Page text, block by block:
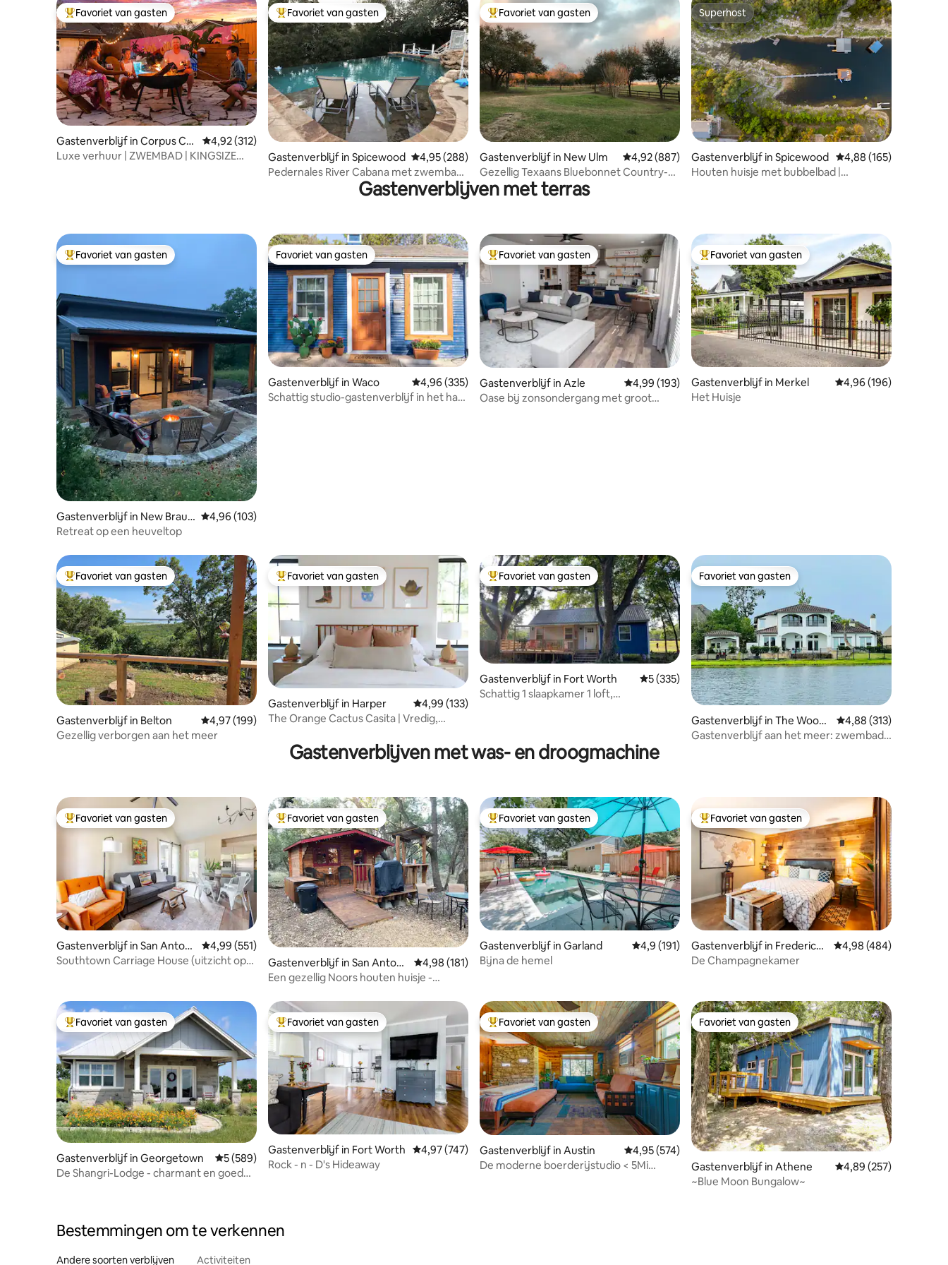
Topfavoriet van gasten
Favoriet van gasten
Gastenverblijf in Corpus Chr
isti
Gemiddelde beoordeling van 4,92 op 5, 312 recensies
4,92 (312)
Luxe verhuur | ZWEMBAD | KINGSIZE
Topfavoriet van gasten
Favoriet van gasten
Gastenverblijf in Spicewood Gemiddelde beoordeling van 4,95 op 5, 288 recensies
4,95 (288)
Pedernales River Cabana met zwembad
Topfavoriet van gasten
Favoriet van gasten
Gastenverblijf in New Ulm Gemiddelde beoordeling van 4,92 op 5, 887 recensies
4,92 (887)
Gezellig Texaans Bluebonnet Country-
huisje
Superhost
Superhost
Gastenverblijf in Spicewood Gemiddelde
4,88 (165)
Houten huisje met bubbelbad |
Gastenverblijven met terras
Topfavoriet van gasten
Favoriet van gasten
Gastenverblijf in New Braun
fels
Gemiddelde beoordeling van 4,96 op 5, 103 recensies
4,96 (103)
Retreat op een heuveltop
Favoriet van gasten
Favoriet van gasten
Gastenverblijf in Waco Gemiddelde beoordeling van 4,96 op 5, 335 recensies
4,96 (335)
Schattig studio-gastenverblijf in het hart
Topfavoriet van gasten
Favoriet van gasten
Gastenverblijf in Azle Gemiddelde beoordeling van 4,99 op 5, 193 recensies
4,99 (193)
Oase bij zonsondergang met groot
Topfavoriet van gasten
Favoriet van gasten
Gastenverblijf in Merkel Gemiddelde
4,96 (196)
Het Huisje
Topfavoriet van gasten
Favoriet van gasten
Gastenverblijf in Belton Gemiddelde beoordeling van 4,97 op 5, 199 recensies
4,97 (199)
Gezellig verborgen aan het meer
Topfavoriet van gasten
Favoriet van gasten
Gastenverblijf in Harper Gemiddelde beoordeling van 4,99 op 5, 133 recensies
4,99 (133)
The Orange Cactus Casita | Vredig,
Topfavoriet van gasten
Favoriet van gasten
Gastenverblijf in Fort Worth Gemiddelde beoordeling van 5 op 5, 335 recensies
5 (335)
Schattig 1 slaapkamer 1 loft,
Favoriet van gasten
Favoriet van gasten
Gastenverblijf in The Woodl
ands
Gemiddelde
4,88 (313)
Gastenverblijf aan het meer: zwembad,
Gastenverblijven met was- en droogmachine
Topfavoriet van gasten
Favoriet van gasten
Gastenverblijf in San Antoni
o
Gemiddelde beoordeling van 4,99 op 5, 551 recensies
4,99 (551)
Southtown Carriage House (uitzicht op
Topfavoriet van gasten
Favoriet van gasten
Gastenverblijf in San Antoni
o
Gemiddelde beoordeling van 4,98 op 5, 181 recensies
4,98 (181)
Een gezellig Noors houten huisje -
Topfavoriet van gasten
Favoriet van gasten
Gastenverblijf in Garland Gemiddelde beoordeling van 4,9 op 5, 191 recensies
4,9 (191)
Bijna de hemel
Topfavoriet van gasten
Favoriet van gasten
Gastenverblijf in Fredericks
burg
Gemiddelde
4,98 (484)
De Champagnekamer
Topfavoriet van gasten
Favoriet van gasten
Gastenverblijf in Georgetown Gemiddelde beoordeling van 5 op 5, 589 recensies
5 (589)
De Shangri-Lodge - charmant en goed
Topfavoriet van gasten
Favoriet van gasten
Gastenverblijf in Fort Worth Gemiddelde beoordeling van 4,97 op 5, 747 recensies
4,97 (747)
Rock - n - D's Hideaway
Topfavoriet van gasten
Favoriet van gasten
Gastenverblijf in Austin Gemiddelde beoordeling van 4,95 op 5, 574 recensies
4,95 (574)
De moderne boerderijstudio < 5Mi
Favoriet van gasten
Favoriet van gasten
Gastenverblijf in Athene Gemiddelde
4,89 (257)
~Blue Moon Bungalow~
Bestemmingen om te verkennen
Andere soorten verblijven Activiteiten